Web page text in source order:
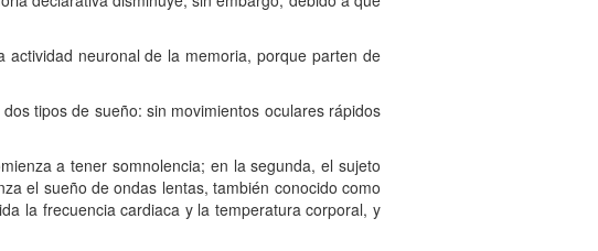
neuronal de la memoria, porque parten de
tipos de sueño: sin movimientos oculares rápidos
a tener somnolencia; en la segunda, el sujeto
el sueño de ondas lentas, también conocido como
la frecuencia cardiaca y la temperatura corporal, y